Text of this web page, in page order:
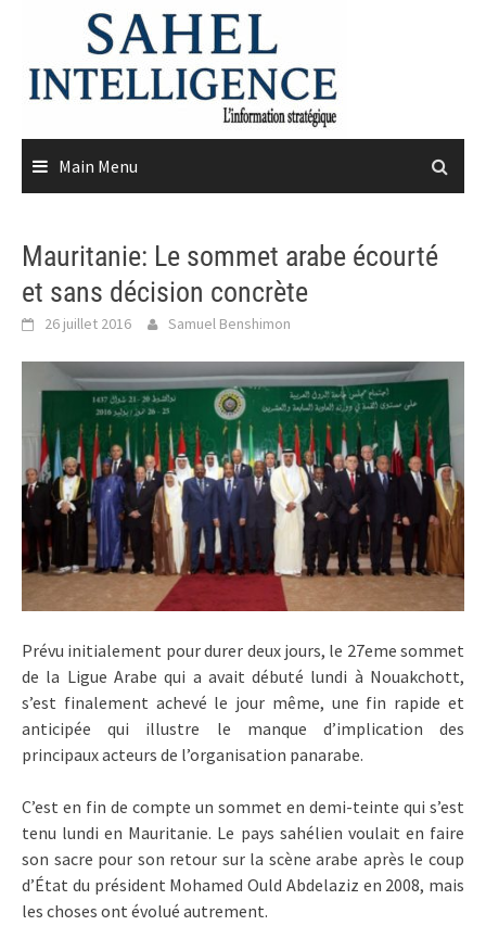
content
Main Menu
Mauritanie: Le sommet arabe écourté
et sans décision concrète
26 juillet 2016 Samuel Benshimon
Prévu initialement pour durer deux jours, le 27eme sommet
de la Ligue Arabe qui a avait débuté lundi à Nouakchott,
s’est finalement achevé le jour même, une fin rapide et
anticipée qui illustre le manque d’implication des
principaux acteurs de l’organisation panarabe.
C’est en fin de compte un sommet en demi-teinte qui s’est
tenu lundi en Mauritanie. Le pays sahélien voulait en faire
son sacre pour son retour sur la scène arabe après le coup
d’État du président Mohamed Ould Abdelaziz en 2008, mais
les choses ont évolué autrement.